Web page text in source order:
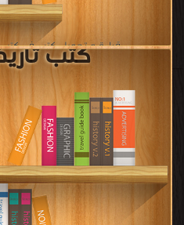
قراءة و تحميل كتب في كتب تاريخ